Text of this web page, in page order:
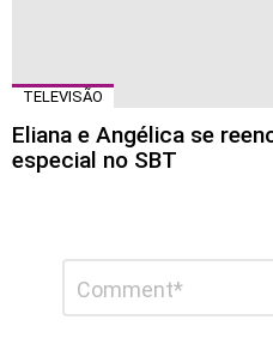
TELEVISÃO
Eliana e Angélica se
especial no SBT
comentário